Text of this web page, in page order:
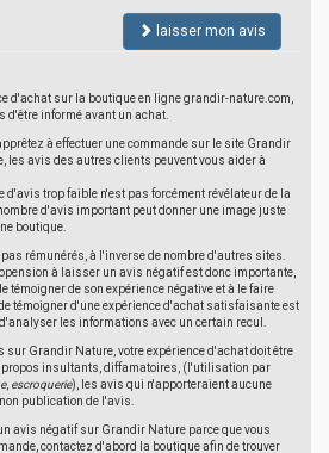
laisser mon avis
d'achat sur la boutique en ligne grandir-nature.com,
d'être informé avant un achat.
à effectuer une commande sur le site Grandir
les avis des autres clients peuvent vous aider à
d'avis trop faible n'est pas forcément révélateur de la
d'avis important peut donner une image juste
boutique.
rémunérés, à l'inverse de nombre d'autres sites.
à laisser un avis négatif est donc importante,
témoigner de son expérience négative et à le faire
témoigner d'une expérience d'achat satisfaisante est
les informations avec un certain recul.
Grandir Nature, votre expérience d'achat doit être
propos insultants, diffamatoires, (l'utilisation par
, escroquerie), les avis qui n'apporteraient aucune
publication de l'avis.
avis négatif sur Grandir Nature parce que vous
contactez d'abord la boutique afin de trouver